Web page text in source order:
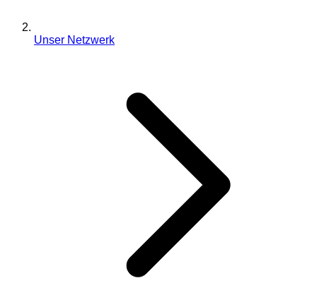
Unser Netzwerk